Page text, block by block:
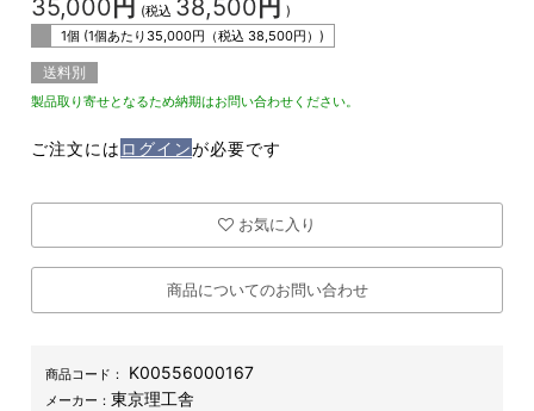
35,000 円 (税込 38,500 円 )
1個 (1個あたり 35,000円（税込 38,500円）)
送料別
製品取り寄せとなるため納期はお問い合わせください。
ご注文には ログインが必要です
お気に入り
商品についてのお問い合わせ
商品コード： K00556000167
メーカー： 東京理工舎